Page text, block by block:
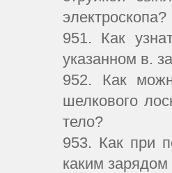
электроскопа?
951. Как
указанном в.
952. Как
шелкового
тело?
953. Как при
каким зарядом